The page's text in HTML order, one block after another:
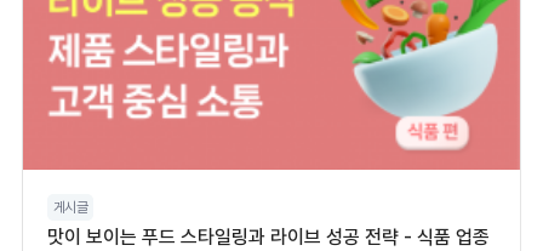
게시글
맛이 보이는 푸드 스타일링과 라이브 성공 전략 - 식품 업종